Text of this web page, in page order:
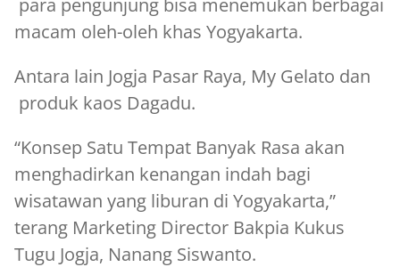
macam oleh-oleh khas Yogyakarta.
Antara lain Jogja Pasar Raya, My Gelato dan
produk kaos Dagadu.
“Konsep Satu Tempat Banyak Rasa akan
menghadirkan kenangan indah bagi
wisatawan yang liburan di Yogyakarta,”
terang Marketing Director Bakpia Kukus
Tugu Jogja, Nanang Siswanto.